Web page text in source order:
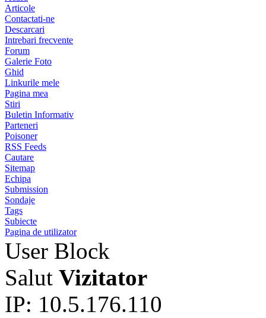
Articole
Contactati-ne
Descarcari
Intrebari frecvente
Forum
Galerie Foto
Ghid
Linkurile mele
Pagina mea
Stiri
Buletin Informativ
Parteneri
Poisoner
RSS Feeds
Cautare
Sitemap
Echipa
Submission
Sondaje
Tags
Subiecte
Pagina de utilizator
User Block
Salut Vizitator
IP: 10.5.176.110